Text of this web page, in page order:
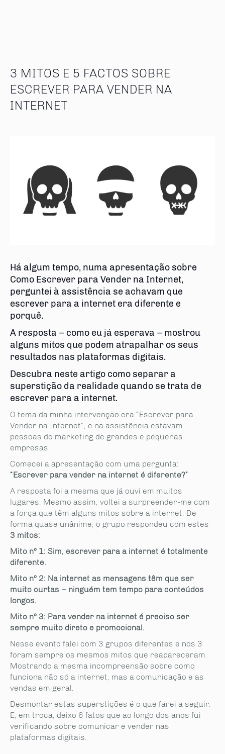
3 MITOS E 5 FACTOS SOBRE
ESCREVER PARA VENDER NA
INTERNET
Há algum tempo, numa apresentação sobre
Como Escrever para Vender na Internet,
perguntei à assistência se achavam que
escrever para a internet era diferente e
porquê.
A resposta – como eu já esperava – mostrou
alguns mitos que podem atrapalhar os seus
resultados nas plataformas digitais.
Descubra neste artigo como separar a
superstição da realidade quando se trata de
escrever para a internet.
O tema da minha intervenção era “Escrever para
Vender na Internet”, e na assistência estavam
pessoas do marketing de grandes e pequenas
empresas.
Comecei a apresentação com uma pergunta:
“Escrever para vender na internet é diferente?”
A resposta foi a mesma que já ouvi em muitos
lugares. Mesmo assim, voltei a surpreender-me com
a força que têm alguns mitos sobre a internet. De
forma quase unânime, o grupo respondeu com estes
3 mitos:
Mito nº 1: Sim, escrever para a internet é totalmente
diferente.
Mito nº 2: Na internet as mensagens têm que ser
muito curtas – ninguém tem tempo para conteúdos
longos.
Mito nº 3: Para vender na internet é preciso ser
sempre muito direto e promocional.
Nesse evento falei com 3 grupos diferentes e nos 3
foram sempre os mesmos mitos que reapareceram.
Mostrando a mesma incompreensão sobre como
funciona não só a internet, mas a comunicação e as
vendas em geral.
Desmontar estas superstições é o que farei a seguir.
E, em troca, deixo 6 fatos que ao longo dos anos fui
verificando sobre comunicar e vender nas
plataformas digitais.